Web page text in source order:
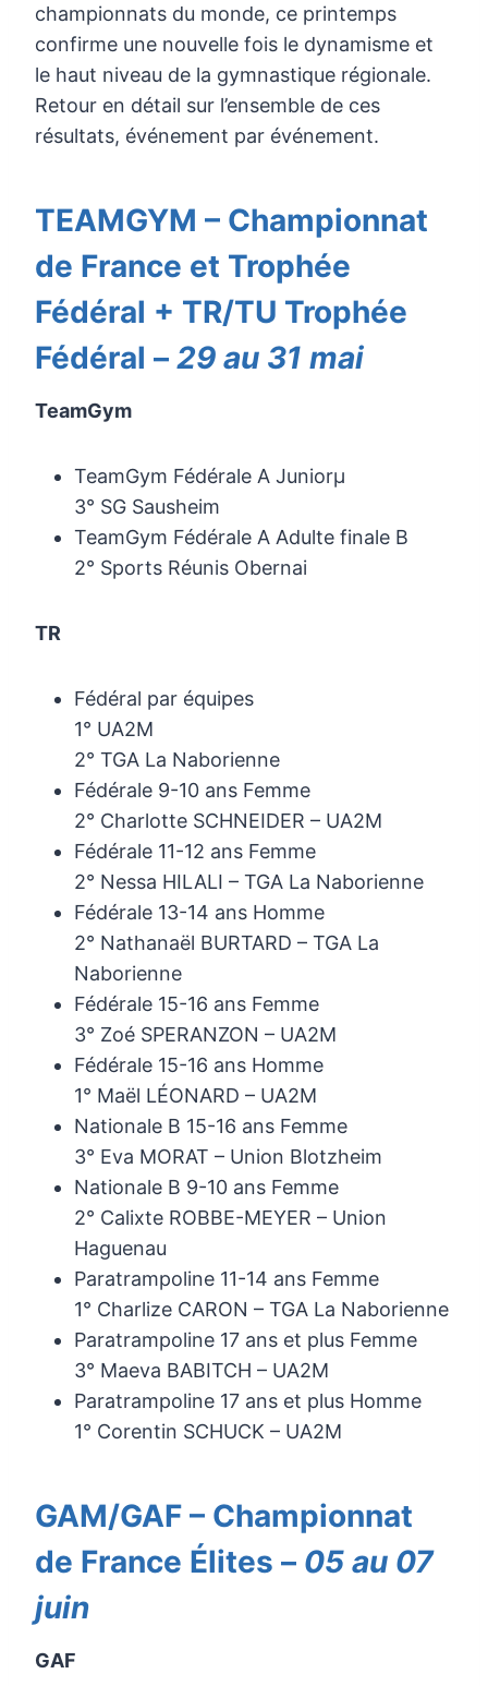
championnats du monde, ce printemps
confirme une nouvelle fois le dynamisme et
le haut niveau de la gymnastique régionale.
Retour en détail sur l’ensemble de ces
résultats, événement par événement.
TEAMGYM – Championnat
de France et Trophée
Fédéral + TR/TU Trophée
Fédéral – 29 au 31 mai
TeamGym
TeamGym Fédérale A Juniorµ
3° SG Sausheim
TeamGym Fédérale A Adulte finale B
2° Sports Réunis Obernai
TR
Fédéral par équipes
1° UA2M
2° TGA La Naborienne
Fédérale 9-10 ans Femme
2° Charlotte SCHNEIDER – UA2M
Fédérale 11-12 ans Femme
2° Nessa HILALI – TGA La Naborienne
Fédérale 13-14 ans Homme
2° Nathanaël BURTARD – TGA La
Naborienne
Fédérale 15-16 ans Femme
3° Zoé SPERANZON – UA2M
Fédérale 15-16 ans Homme
1° Maël LÉONARD – UA2M
Nationale B 15-16 ans Femme
3° Eva MORAT – Union Blotzheim
Nationale B 9-10 ans Femme
2° Calixte ROBBE-MEYER – Union
Haguenau
Paratrampoline 11-14 ans Femme
1° Charlize CARON – TGA La Naborienne
Paratrampoline 17 ans et plus Femme
3° Maeva BABITCH – UA2M
Paratrampoline 17 ans et plus Homme
1° Corentin SCHUCK – UA2M
GAM/GAF – Championnat
de France Élites – 05 au 07
juin
GAF